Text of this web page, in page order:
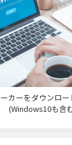
カーをダウンロ
(Windows10も含む